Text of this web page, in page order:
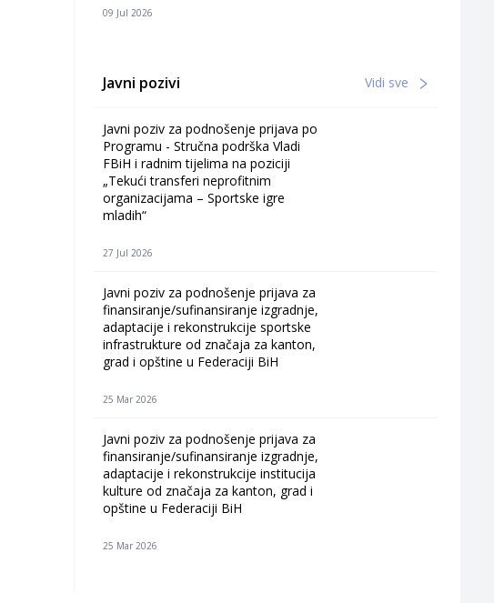
09 Jul 2026
Javni pozivi Vidi sve
Javni poziv za podnošenje prijava po
Programu - Stručna podrška Vladi
FBiH i radnim tijelima na poziciji
„Tekući transferi neprofitnim
organizacijama – Sportske igre
mladih“
27 Jul 2026
Javni poziv za podnošenje prijava za
finansiranje/sufinansiranje izgradnje,
adaptacije i rekonstrukcije sportske
infrastrukture od značaja za kanton,
grad i opštine u Federaciji BiH
25 Mar 2026
Javni poziv za podnošenje prijava za
finansiranje/sufinansiranje izgradnje,
adaptacije i rekonstrukcije institucija
kulture od značaja za kanton, grad i
opštine u Federaciji BiH
25 Mar 2026